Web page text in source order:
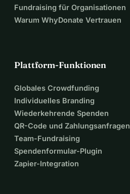
Fundraising für Organisationen
Warum WhyDonate Vertrauen
Plattform-Funktionen
Globales Crowdfunding
Individuelles Branding
Wiederkehrende Spenden
QR-Code und Zahlungsanfragen
Team-Fundraising
Spendenformular-Plugin
Zapier-Integration